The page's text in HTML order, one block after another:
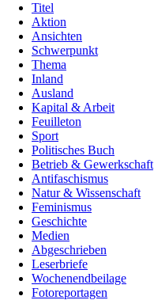
Titel
Aktion
Ansichten
Schwerpunkt
Thema
Inland
Ausland
Kapital & Arbeit
Feuilleton
Sport
Politisches Buch
Betrieb & Gewerkschaft
Antifaschismus
Natur & Wissenschaft
Feminismus
Geschichte
Medien
Abgeschrieben
Leserbriefe
Wochenendbeilage
Fotoreportagen